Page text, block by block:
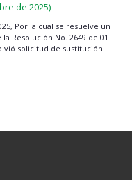
de 2025)
Por la cual se resuelve un
Resolución No. 2649 de 01
solicitud de sustitución